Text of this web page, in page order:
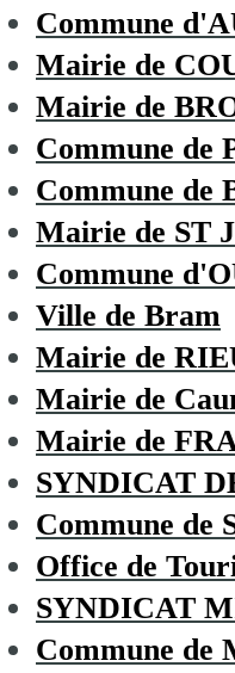
Commune
Mairie de
Mairie de
Commune de
Commune de
Mairie de ST
Commune
Ville de Bram
Mairie de
Mairie de
Mairie de
SYNDICAT
Commune de
Office de
SYNDICAT
Commune de